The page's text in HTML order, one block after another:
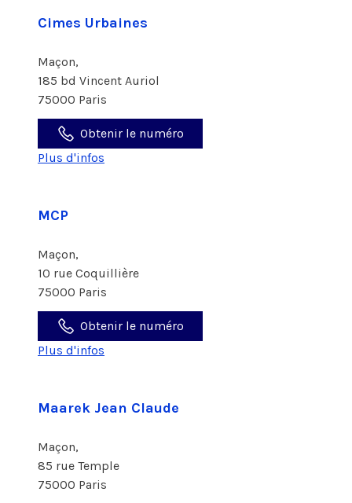
Cimes Urbaines
Maçon,
185 bd Vincent Auriol
75000 Paris
Obtenir le numéro
Plus d'infos
MCP
Maçon,
10 rue Coquillière
75000 Paris
Obtenir le numéro
Plus d'infos
Maarek Jean Claude
Maçon,
85 rue Temple
75000 Paris